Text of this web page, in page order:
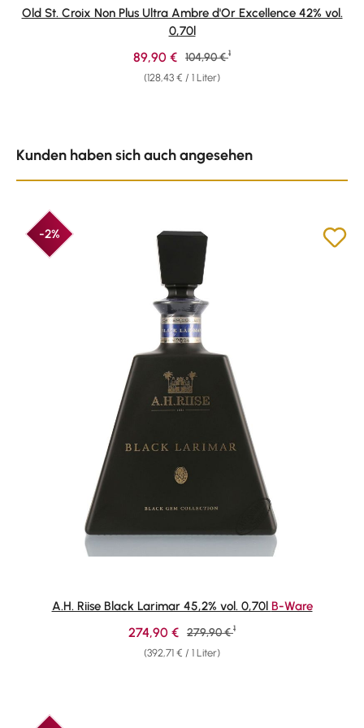
Durchschnittliche Bewertung von 4.89 von 5 Sternen
Old St. Croix Non Plus Ultra Ambre d'Or Excellence 42% vol.
0,70l
(128,43 € / 1 Liter)
Verkaufspreis:
89,90 € Regulärer Preis:
104,90 € 1
Kunden haben sich auch angesehen
-2%
A.H. Riise Black Larimar 45,2% vol. 0,70l B-Ware
(392,71 € / 1 Liter)
Verkaufspreis:
274,90 € Regulärer Preis:
279,90 € 1